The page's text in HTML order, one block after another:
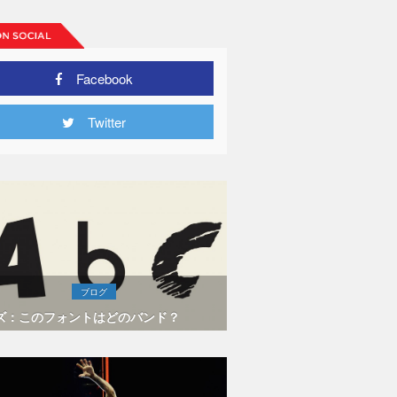
Facebook
Twitter
ブログ
：このフォントはどのバンド？